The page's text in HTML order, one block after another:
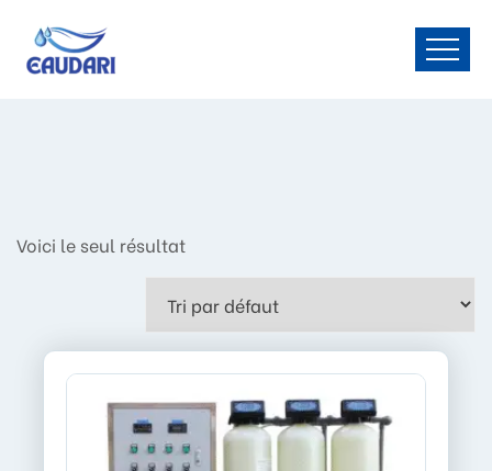
Voici le seul résultat